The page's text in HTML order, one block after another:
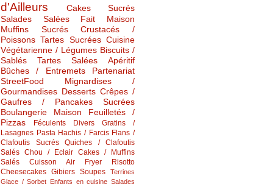
d'Ailleurs
Cakes Sucrés
Salades Salées
Fait Maison
Muffins Sucrés
Crustacés /
Poissons Tartes Sucrées Cuisine
Végétarienne / Légumes Biscuits /
Sablés
Tartes Salées
Apéritif
Bûches / Entremets
Partenariat
StreetFood
Mignardises /
Gourmandises Desserts Crêpes /
Gaufres / Pancakes Sucrées
Boulangerie Maison
Feuilletés /
Pizzas
Féculents Divers
Gratins /
Lasagnes Pasta Hachis / Farcis Flans /
Clafoutis Sucrés
Quiches / Clafoutis
Salés Chou / Eclair Cakes / Muffins
Salés
Cuisson Air Fryer
Risotto
Cheesecakes Gibiers Soupes
Terrines
Glace / Sorbet Enfants en cuisine Salades